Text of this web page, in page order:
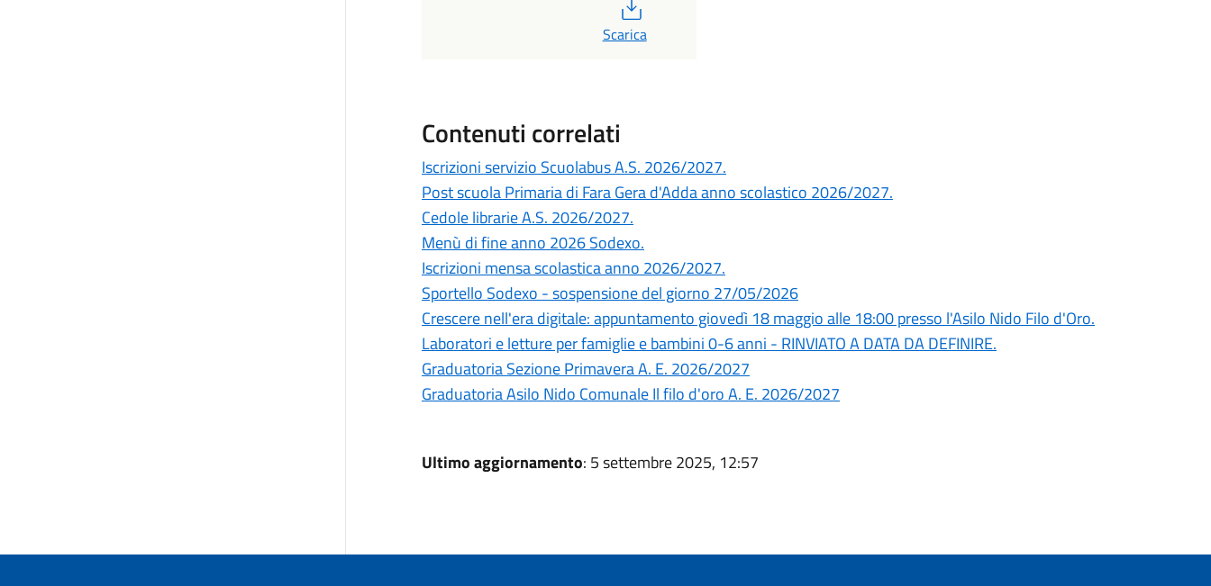
Scarica
Contenuti correlati
Iscrizioni servizio Scuolabus A.S. 2026/2027.
Post scuola Primaria di Fara Gera d'Adda anno scolastico 2026/2027.
Cedole librarie A.S. 2026/2027.
Menù di fine anno 2026 Sodexo.
Iscrizioni mensa scolastica anno 2026/2027.
Sportello Sodexo - sospensione del giorno 27/05/2026
Crescere nell'era digitale: appuntamento giovedì 18 maggio alle 18:00 presso l'Asilo Nido Filo d'Oro.
Laboratori e letture per famiglie e bambini 0-6 anni - RINVIATO A DATA DA DEFINIRE.
Graduatoria Sezione Primavera A. E. 2026/2027
Graduatoria Asilo Nido Comunale Il filo d'oro A. E. 2026/2027
Ultimo aggiornamento: 5 settembre 2025, 12:57